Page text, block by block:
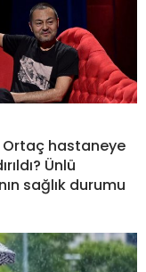
Ortaç hastaneye
Ünlü
sağlık durumu